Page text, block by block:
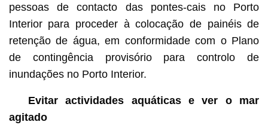
pessoas de contacto das pontes-cais no Porto
Interior para proceder à colocação de painéis de
retenção de água, em conformidade com o Plano
de contingência provisório para controlo de
inundações no Porto Interior.
Evitar actividades aquáticas e ver o mar
agitado